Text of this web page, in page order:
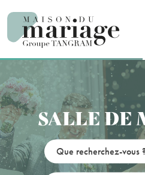
SALLE DE